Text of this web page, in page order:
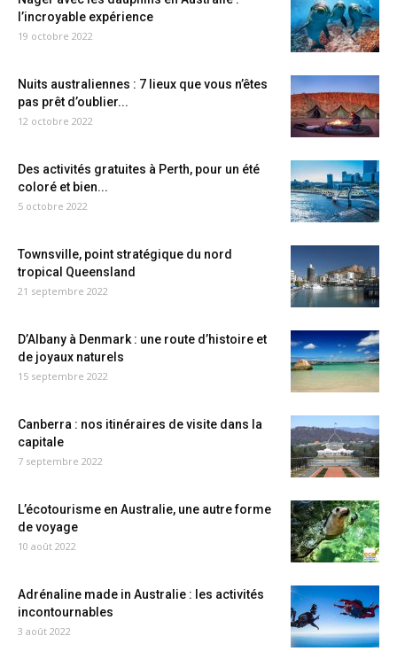
l’incroyable expérience
19 octobre 2022
Nuits australiennes : 7 lieux que vous n’êtes
pas prêt d’oublier...
12 octobre 2022
Des activités gratuites à Perth, pour un été
coloré et bien...
5 octobre 2022
Townsville, point stratégique du nord
tropical Queensland
21 septembre 2022
D’Albany à Denmark : une route d’histoire et
de joyaux naturels
15 septembre 2022
Canberra : nos itinéraires de visite dans la
capitale
7 septembre 2022
L’écotourisme en Australie, une autre forme
de voyage
10 août 2022
Adrénaline made in Australie : les activités
incontournables
3 août 2022